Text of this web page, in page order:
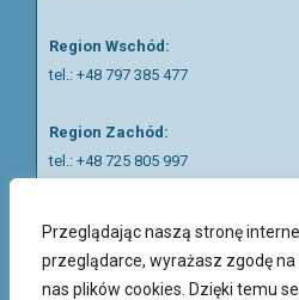
Przeglądając naszą stronę
przeglądarce, wyrażasz zgodę
nas plików cookies. Dzięki temu
Region Wschód:
tel.: +48 797 385 477
Region Zachód:
tel.: +48 725 805 997
Region Piotrków Trybunalski:
+48 511 057 121